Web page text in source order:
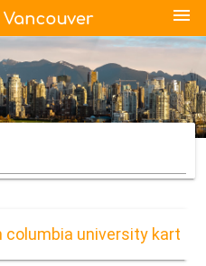
menu
columbia university kart